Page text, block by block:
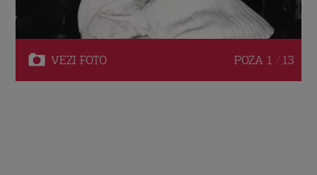
VEZI FOTO POZA 1 / 13